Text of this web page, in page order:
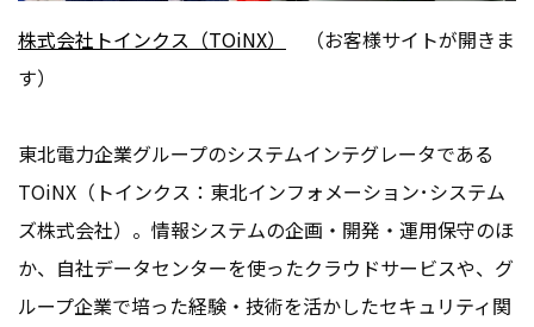
株式会社トインクス（TOiNX）
（お客様サイトが開きま
す）
東北電力企業グループのシステムインテグレータである
TOiNX（トインクス：東北インフォメーション･システム
ズ株式会社）。情報システムの企画・開発・運用保守のほ
か、自社データセンターを使ったクラウドサービスや、グ
ループ企業で培った経験・技術を活かしたセキュリティ関